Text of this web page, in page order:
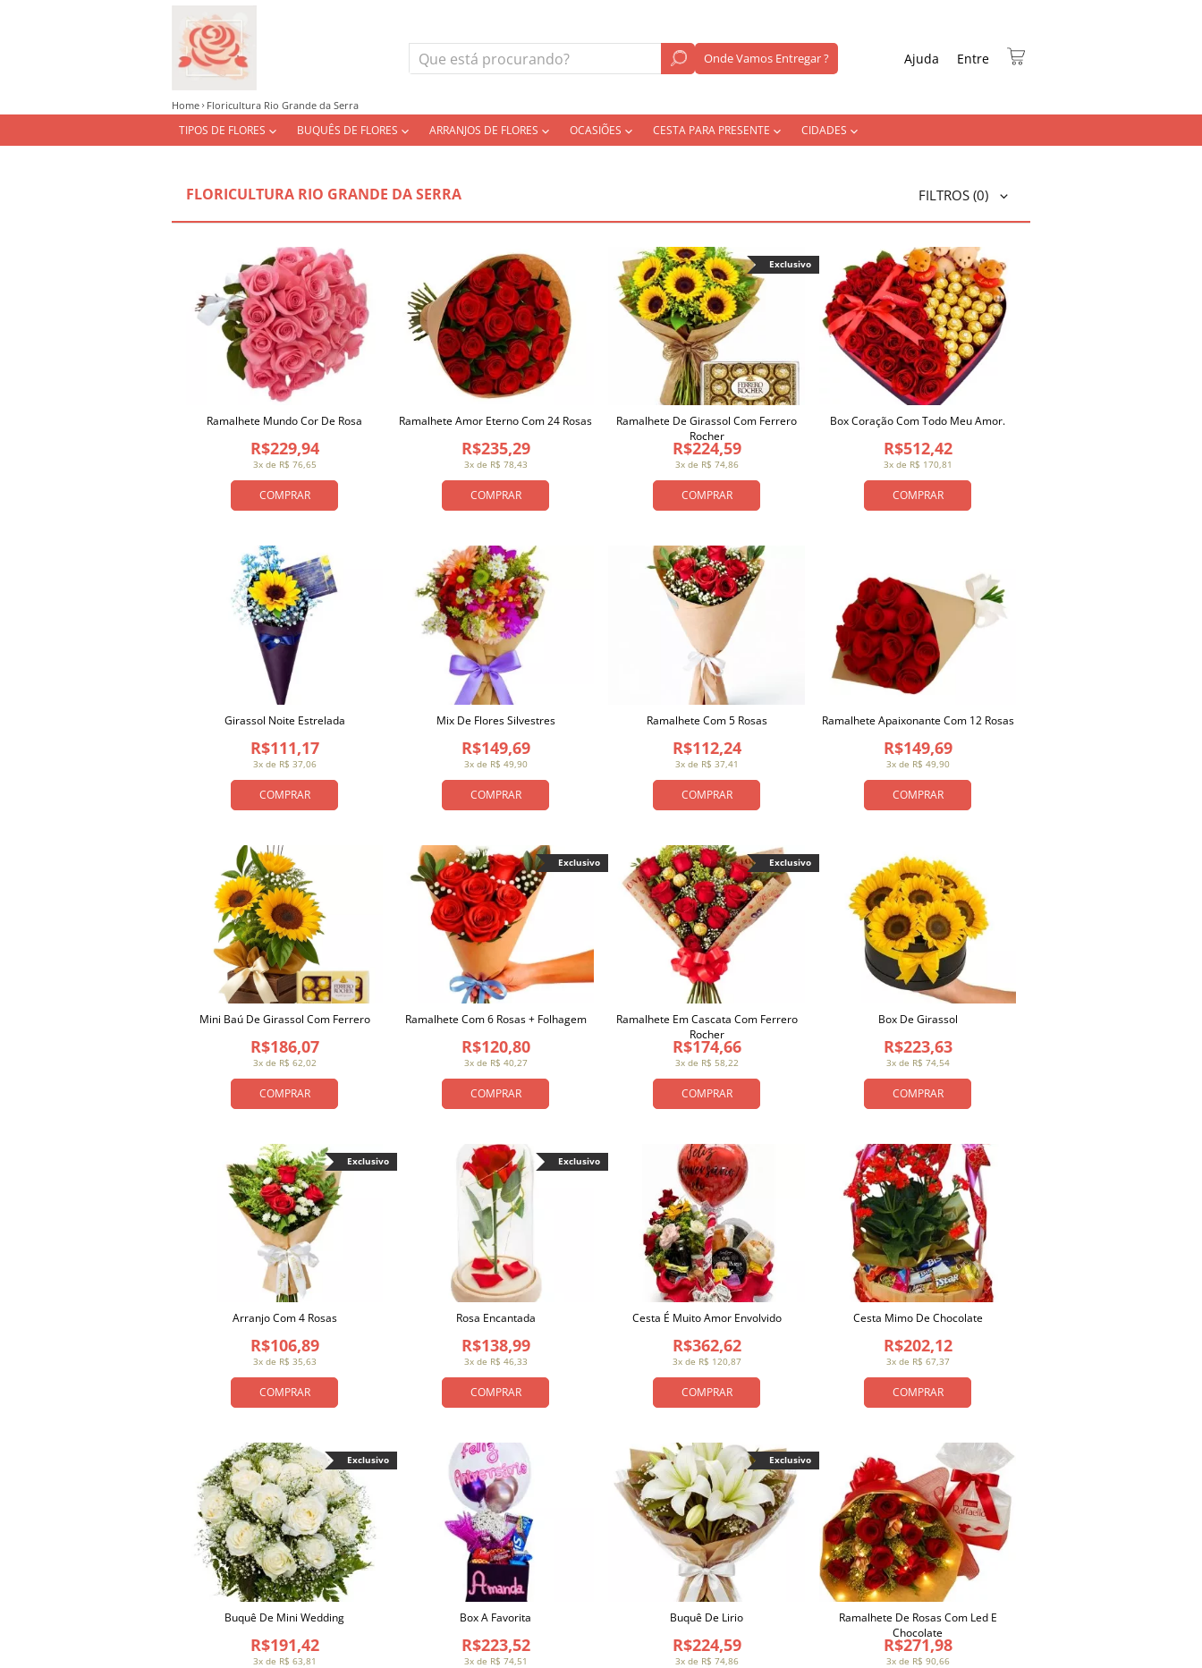
Onde Vamos Entregar ? Entre
Ajuda
TIPOS DE FLORES BUQUÊS DE FLORES ARRANJOS DE FLORES OCASIÕES CESTA PARA PRESENTE CIDADES
Home Floricultura Rio Grande da Serra
FLORICULTURA RIO GRANDE DA SERRA FILTROS (0)
COMPRAR
3x de R$ 76,65
R$229,94
Ramalhete Mundo Cor De Rosa
COMPRAR
3x de R$ 78,43
R$235,29
Ramalhete Amor Eterno Com 24 Rosas
COMPRAR
3x de R$ 74,86
R$224,59
Ramalhete De Girassol Com Ferrero
Rocher
Exclusivo
COMPRAR
3x de R$ 170,81
R$512,42
Box Coração Com Todo Meu Amor.
COMPRAR
3x de R$ 37,06
R$111,17
Girassol Noite Estrelada
COMPRAR
3x de R$ 49,90
R$149,69
Mix De Flores Silvestres
COMPRAR
3x de R$ 37,41
R$112,24
Ramalhete Com 5 Rosas
COMPRAR
3x de R$ 49,90
R$149,69
Ramalhete Apaixonante Com 12 Rosas
COMPRAR
3x de R$ 62,02
R$186,07
Mini Baú De Girassol Com Ferrero
COMPRAR
3x de R$ 40,27
R$120,80
Ramalhete Com 6 Rosas + Folhagem
Exclusivo
COMPRAR
3x de R$ 58,22
R$174,66
Ramalhete Em Cascata Com Ferrero
Rocher
Exclusivo
COMPRAR
3x de R$ 74,54
R$223,63
Box De Girassol
COMPRAR
3x de R$ 35,63
R$106,89
Arranjo Com 4 Rosas
Exclusivo
COMPRAR
3x de R$ 46,33
R$138,99
Rosa Encantada
Exclusivo
COMPRAR
3x de R$ 120,87
R$362,62
Cesta É Muito Amor Envolvido
COMPRAR
3x de R$ 67,37
R$202,12
Cesta Mimo De Chocolate
3x de R$ 63,81
R$191,42
Buquê De Mini Wedding
Exclusivo
3x de R$ 74,51
R$223,52
Box A Favorita
3x de R$ 74,86
R$224,59
Buquê De Lirio
Exclusivo
3x de R$ 90,66
R$271,98
Ramalhete De Rosas Com Led E
Chocolate